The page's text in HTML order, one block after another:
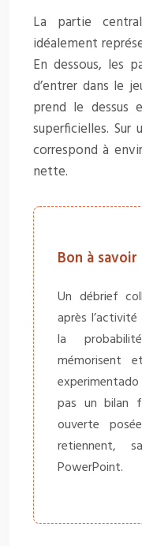
La partie
idéalement
En dessous, les
d’entrer dans le
prend le dessus
superficielles. Sur
correspond à
nette.
Bon à savoir
Un débrief
après
la
mémorisent
pas un bilan
ouverte
retiennent,
PowerPoint.